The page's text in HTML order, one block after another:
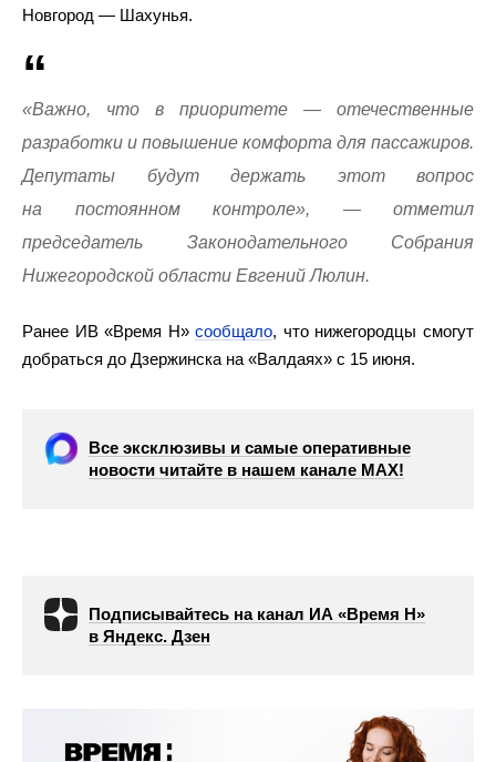
Новгород — Шахунья.
«Важно, что в приоритете — отечественные
разработки и повышение комфорта для пассажиров.
Депутаты будут держать этот вопрос
на постоянном контроле», — отметил
председатель Законодательного Собрания
Нижегородской области Евгений Люлин.
Ранее ИВ «Время Н»сообщало, что нижегородцы смогут
добраться до Дзержинска на «Валдаях» с 15 июня.
Все эксклюзивы и самые оперативные
новости читайте в нашем канале МАХ!
Подписывайтесь на канал ИА «Время Н»
в Яндекс. Дзен